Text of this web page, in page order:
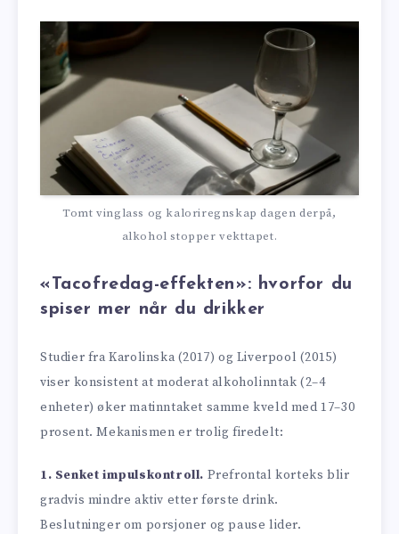
Tomt vinglass og kaloriregnskap dagen derpå,
alkohol stopper vekttapet.
«Tacofredag-effekten»: hvorfor du
spiser mer når du drikker
Studier fra Karolinska (2017) og Liverpool (2015)
viser konsistent at moderat alkoholinntak (2–4
enheter) øker matinntaket samme kveld med 17–30
prosent. Mekanismen er trolig firedelt:
1. Senket impulskontroll. Prefrontal korteks blir
gradvis mindre aktiv etter første drink.
Beslutninger om porsjoner og pause lider.